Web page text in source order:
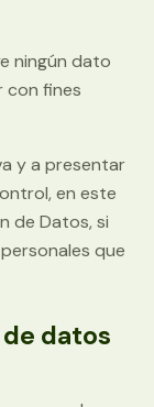
ningún dato
con fines
y a presentar
en este
de Datos, si
que
datos